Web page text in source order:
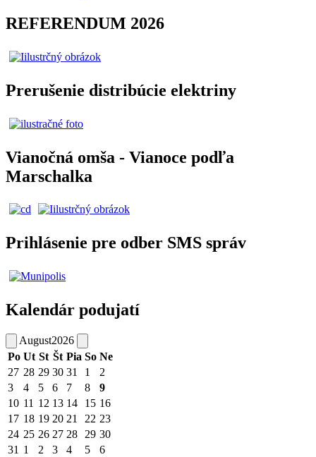
REFERENDUM 2026
Prerušenie distribúcie elektriny
Vianočná omša - Vianoce podľa
Marschalka
Prihlásenie pre odber SMS správ
Kalendár podujatí
August2026
Po Ut St Št Pia So Ne
27 28 29 30 31 1
2
3
4 5 6 7 8
9
10 11 12 13 14 15 16
17 18 19 20 21 22 23
24 25 26 27 28 29 30
31 1 2 3 4 5 6